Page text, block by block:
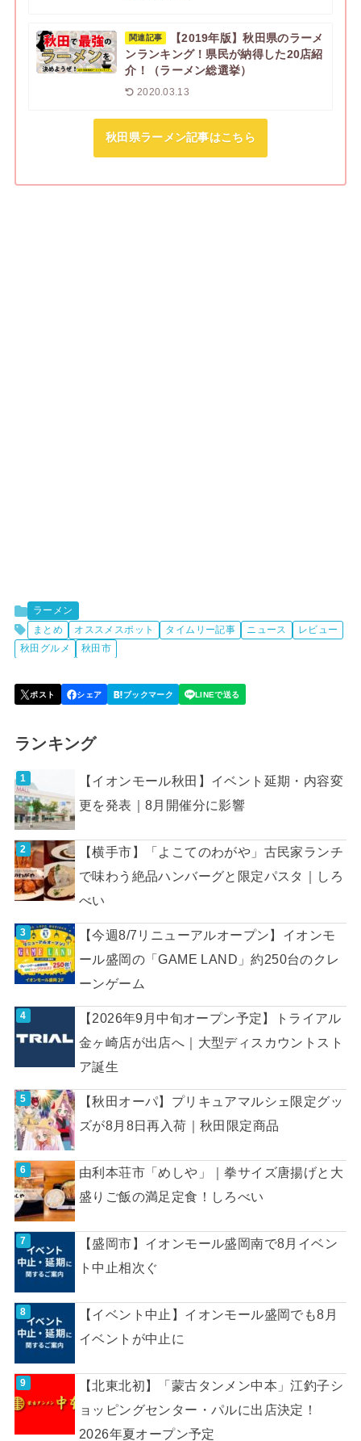
関連記事
【2019年版】秋田県のラーメ
ンランキング！県民が納得した20店紹
介！（ラーメン総選挙）
2020.03.13
秋田県ラーメン記事はこちら
ラーメン
まとめ
オススメスポット タイムリー記事 ニュース
レビュー
秋田グルメ
秋田市
ランキング
【イオンモール秋田】イベント延期・内容変
更を発表｜8月開催分に影響
【横手市】「よこてのわがや」古民家ランチ
で味わう絶品ハンバーグと限定パスタ｜しろ
べい
【今週8/7リニューアルオープン】イオンモ
ール盛岡の「GAME LAND」約250台のクレ
ーンゲーム
【2026年9月中旬オープン予定】トライアル
金ヶ崎店が出店へ｜大型ディスカウントスト
ア誕生
【秋田オーパ】プリキュアマルシェ限定グッ
ズが8月8日再入荷｜秋田限定商品
由利本荘市「めしや」｜拳サイズ唐揚げと大
盛りご飯の満足定食！しろべい
【盛岡市】イオンモール盛岡南で8月イベン
ト中止相次ぐ
【イベント中止】イオンモール盛岡でも8月
イベントが中止に
【北東北初】「蒙古タンメン中本」江釣子シ
ョッピングセンター・パルに出店決定！
2026年夏オープン予定